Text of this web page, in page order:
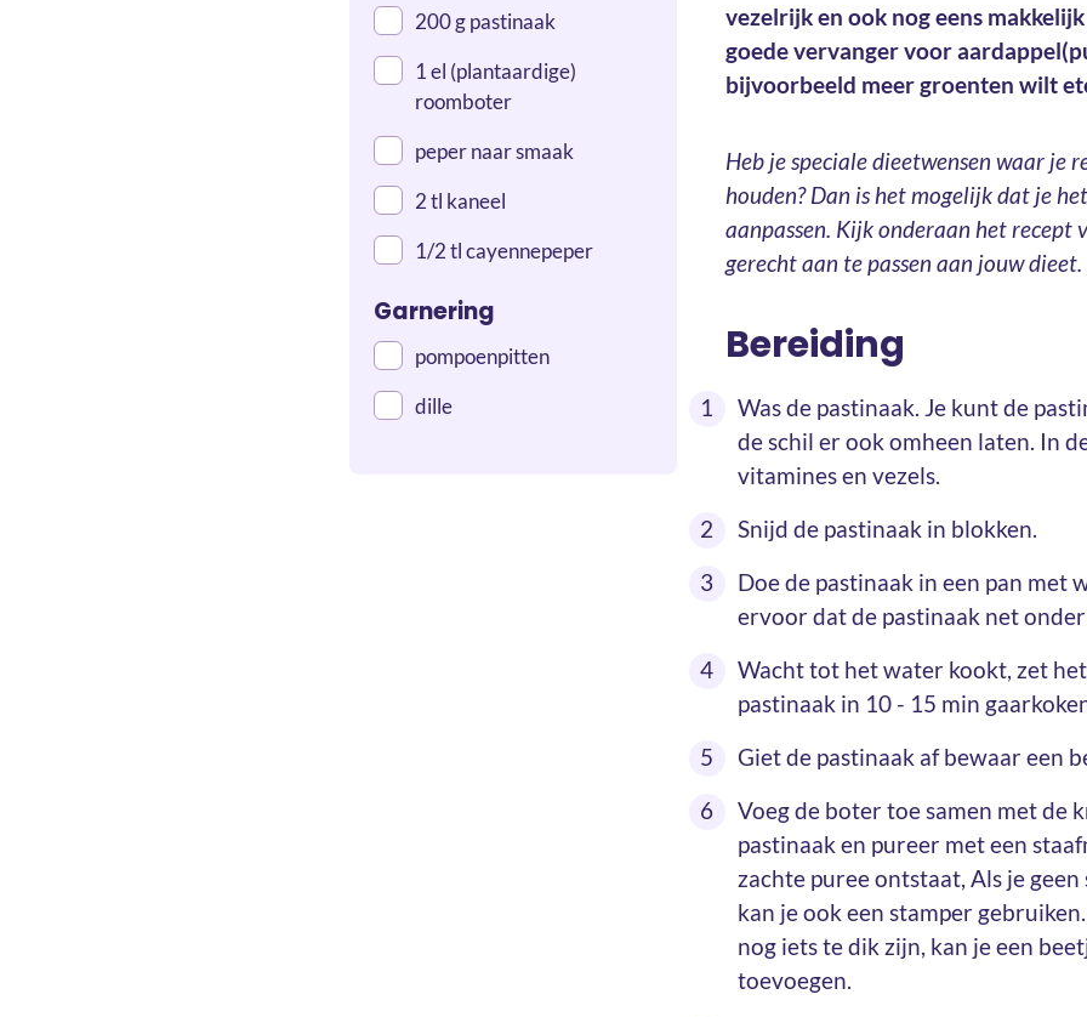
200 g pastinaak
1 el (plantaardige)
roomboter
peper naar smaak
2 tl kaneel
1/2 tl cayennepeper
Garnering
pompoenpitten
dille
vezelrijk en ook nog eens
goede vervanger voor
bijvoorbeeld meer groenten wilt
Heb je speciale dieetwensen waar je
houden? Dan is het mogelijk dat je
aanpassen. Kijk onderaan het recept
gerecht aan te passen aan jouw dieet.
Bereiding
Was de pastinaak. Je kunt de
de schil er ook omheen laten. In
vitamines en vezels.
Snijd de pastinaak in blokken.
Doe de pastinaak in een pan met
ervoor dat de pastinaak net
Wacht tot het water kookt, zet het
pastinaak in 10 - 15 min
Giet de pastinaak af bewaar een
Voeg de boter toe samen met de
pastinaak en pureer met een
zachte puree ontstaat, Als je
kan je ook een stamper
nog iets te dik zijn, kan je een
toevoegen.